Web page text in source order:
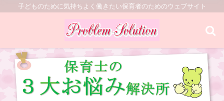
子どものために気持ちよく働きたい保育者のためのウェブサイト